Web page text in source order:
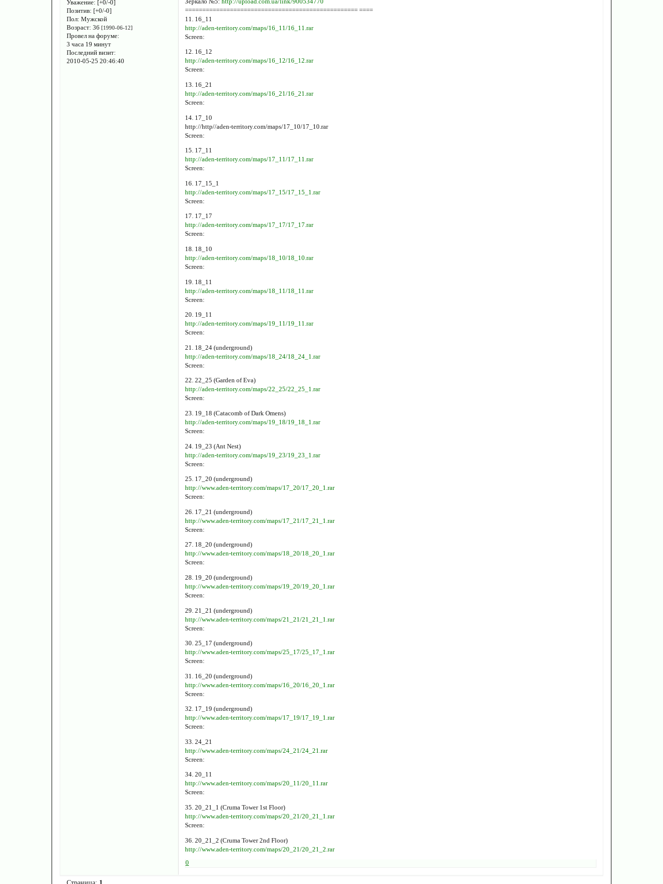
Уважение: [+0/-0]
Позитив: [+0/-0]
Пол: Мужской
Возраст: 36 [1990-06-12]
Провел на форуме:
3 часа 19 минут
Последний визит:
2010-05-25 20:46:40
Зеркало №5: http://upload.com.ua/link/900534770
================================================== ====
11. 16_11
http://aden-territory.com/maps/16_11/16_11.rar
Screen:
12. 16_12
http://aden-territory.com/maps/16_12/16_12.rar
Screen:
13. 16_21
http://aden-territory.com/maps/16_21/16_21.rar
Screen:
14. 17_10
http://http//aden-territory.com/maps/17_10/17_10.rar
Screen:
15. 17_11
http://aden-territory.com/maps/17_11/17_11.rar
Screen:
16. 17_15_1
http://aden-territory.com/maps/17_15/17_15_1.rar
Screen:
17. 17_17
http://aden-territory.com/maps/17_17/17_17.rar
Screen:
18. 18_10
http://aden-territory.com/maps/18_10/18_10.rar
Screen:
19. 18_11
http://aden-territory.com/maps/18_11/18_11.rar
Screen:
20. 19_11
http://aden-territory.com/maps/19_11/19_11.rar
Screen:
21. 18_24 (underground)
http://aden-territory.com/maps/18_24/18_24_1.rar
Screen:
22. 22_25 (Garden of Eva)
http://aden-territory.com/maps/22_25/22_25_1.rar
Screen:
23. 19_18 (Catacomb of Dark Omens)
http://aden-territory.com/maps/19_18/19_18_1.rar
Screen:
24. 19_23 (Ant Nest)
http://aden-territory.com/maps/19_23/19_23_1.rar
Screen:
25. 17_20 (underground)
http://www.aden-territory.com/maps/17_20/17_20_1.rar
Screen:
26. 17_21 (underground)
http://www.aden-territory.com/maps/17_21/17_21_1.rar
Screen:
27. 18_20 (underground)
http://www.aden-territory.com/maps/18_20/18_20_1.rar
Screen:
28. 19_20 (underground)
http://www.aden-territory.com/maps/19_20/19_20_1.rar
Screen:
29. 21_21 (underground)
http://www.aden-territory.com/maps/21_21/21_21_1.rar
Screen:
30. 25_17 (underground)
http://www.aden-territory.com/maps/25_17/25_17_1.rar
Screen:
31. 16_20 (underground)
http://www.aden-territory.com/maps/16_20/16_20_1.rar
Screen:
32. 17_19 (underground)
http://www.aden-territory.com/maps/17_19/17_19_1.rar
Screen:
33. 24_21
http://www.aden-territory.com/maps/24_21/24_21.rar
Screen:
34. 20_11
http://www.aden-territory.com/maps/20_11/20_11.rar
Screen:
35. 20_21_1 (Cruma Tower 1st Floor)
http://www.aden-territory.com/maps/20_21/20_21_1.rar
Screen:
36. 20_21_2 (Cruma Tower 2nd Floor)
http://www.aden-territory.com/maps/20_21/20_21_2.rar
0